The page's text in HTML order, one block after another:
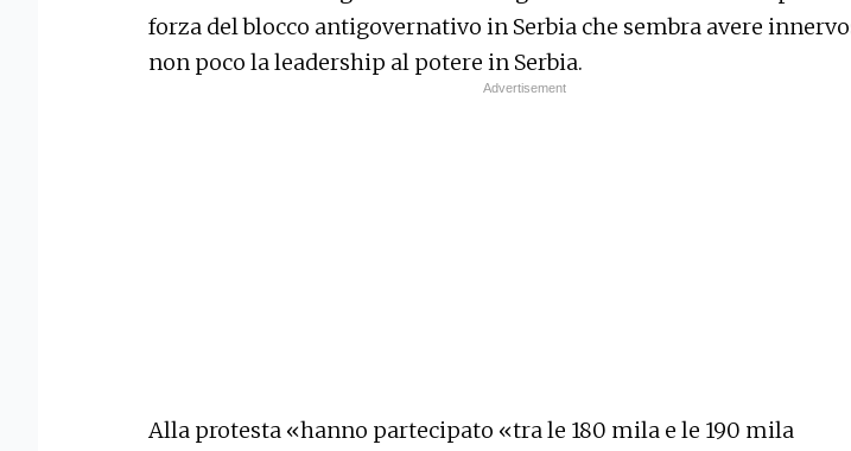
forza del blocco antigovernativo in Serbia che sembra avere
non poco la leadership al potere in Serbia.
Alla protesta «hanno partecipato «tra le 180 mila e le 190 mila